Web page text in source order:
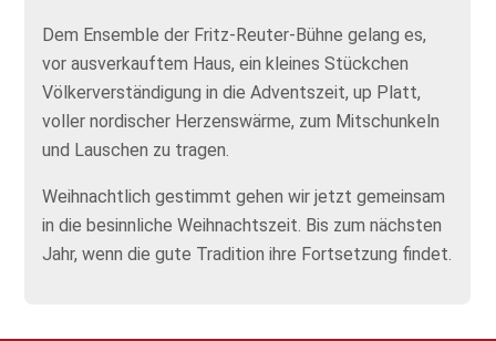
Dem Ensemble der Fritz-Reuter-Bühne gelang es,
vor ausverkauftem Haus, ein kleines Stückchen
Völkerverständigung in die Adventszeit, up Platt,
voller nordischer Herzenswärme, zum Mitschunkeln
und Lauschen zu tragen.
Weihnachtlich gestimmt gehen wir jetzt gemeinsam
in die besinnliche Weihnachtszeit. Bis zum nächsten
Jahr, wenn die gute Tradition ihre Fortsetzung findet.